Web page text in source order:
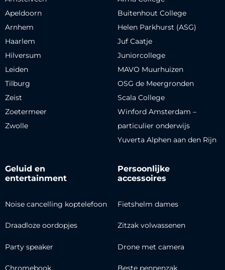
Apeldoorn
Arnhem
Haarlem
Hilversum
Leiden
Tilburg
Zeist
Zoetermeer
Zwolle
Buitenhout College
Helen Parkhurst (ASG)
Juf Caatje
Juniorcollege
MAVO Muurhuizen
OSG de Meergronden
Scala College
Winford Amsterdam –
particulier onderwijs
Yuverta Alphen aan den Rijn
Geluid en
entertainment
Noise cancelling koptelefoon
Draadloze oordopjes
Party speaker
Chromebook
Persoonlijke
accessoires
Fietshelm dames
Zitzak volwassenen
Drone met camera
Beste pennenzak